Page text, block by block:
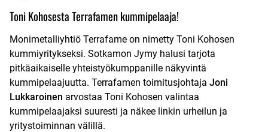
Toni Kohosesta Terrafamen kummipelaaja!
Monimetalliyhtiö Terrafame on nimetty Toni Kohosen
kummiyritykseksi. Sotkamon Jymy halusi tarjota
pitkäaikaiselle yhteistyökumppanille näkyvintä
kummipelaajuutta. Terrafamen toimitusjohtaja Joni
Lukkaroinen arvostaa Toni Kohosen valintaa
kummipelaajaksi suuresti ja näkee linkin urheilun ja
yritystoiminnan välillä.